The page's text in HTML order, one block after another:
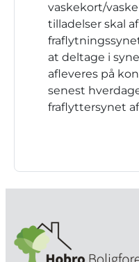
vaskekort/
tilladelser skal
at deltage i
afleveres på
senest
fraflyttersynet